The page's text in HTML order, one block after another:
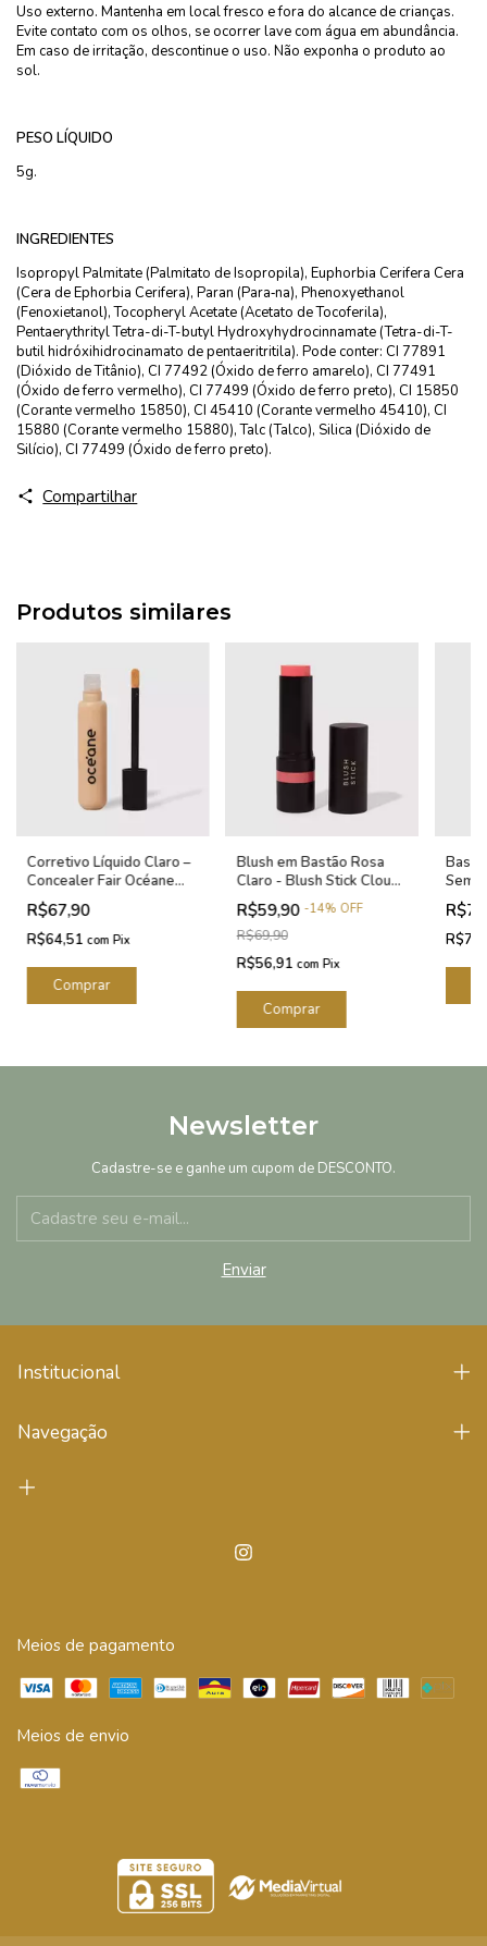
Uso externo. Mantenha em local fresco e fora do alcance de crianças.
Evite contato com os olhos, se ocorrer lave com água em abundância.
Em caso de irritação, descontinue o uso. Não exponha o produto ao
sol.
PESO LÍQUIDO
5g.
INGREDIENTES
Isopropyl Palmitate (Palmitato de Isopropila), Euphorbia Cerifera Cera
(Cera de Ephorbia Cerifera), Para­n (Para‑na), Phenoxyethanol
(Fenoxietanol), Tocopheryl Acetate (Acetato de Tocoferila),
Pentaerythrityl Tetra-di-T-butyl Hydroxyhydrocinnamate (Tetra-di-T-
butil hidróxihidrocinamato de pentaeritritila). Pode conter: CI 77891
(Dióxido de Titânio), CI 77492 (Óxido de ferro amarelo), CI 77491
(Óxido de ferro vermelho), CI 77499 (Óxido de ferro preto), CI 15850
(Corante vermelho 15850), CI 45410 (Corante vermelho 45410), CI
15880 (Corante vermelho 15880), Talc (Talco), Silica (Dióxido de
Silício), CI 77499 (Óxido de ferro preto).
Compartilhar
Produtos similares
Corretivo Líquido Claro –
Concealer Fair Océane
Edition 15g
R$67,90
R$64,51 com Pix
Blush em Bastão Rosa
Claro - Blush Stick Cloudy
Pink Océane Edition 12g
R$59,90 -14% OFF
R$69,90
R$56,91 com Pix
Base
Newsletter
Cadastre-se e ganhe um cupom de DESCONTO.
Institucional
Navegação
Meios de pagamento
Meios de envio